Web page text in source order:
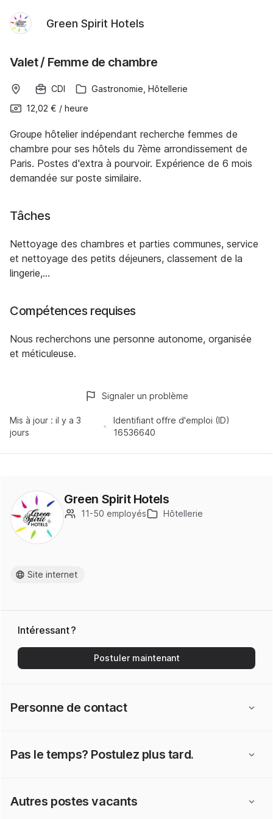
Green Spirit Hotels
Valet / Femme de chambre
CDI
Gastronomie, Hôtellerie
12,02 € / heure
Groupe hôtelier indépendant recherche femmes de
chambre pour ses hôtels du 7ème arrondissement de
Paris. Postes d'extra à pourvoir. Expérience de 6 mois
demandée sur poste similaire.
Tâches
Nettoyage des chambres et parties communes, service
et nettoyage des petits déjeuners, classement de la
lingerie,...
Compétences requises
Nous recherchons une personne autonome, organisée
et méticuleuse.
Mis à jour : il y a 3
jours
Identifiant offre d'emploi (ID)
16536640
Signaler un problème
Green Spirit Hotels
11-50 employés Hôtellerie
Site internet
Intéressant ?
Postuler maintenant
Personne de contact
Pas le temps? Postulez plus tard.
Autres postes vacants